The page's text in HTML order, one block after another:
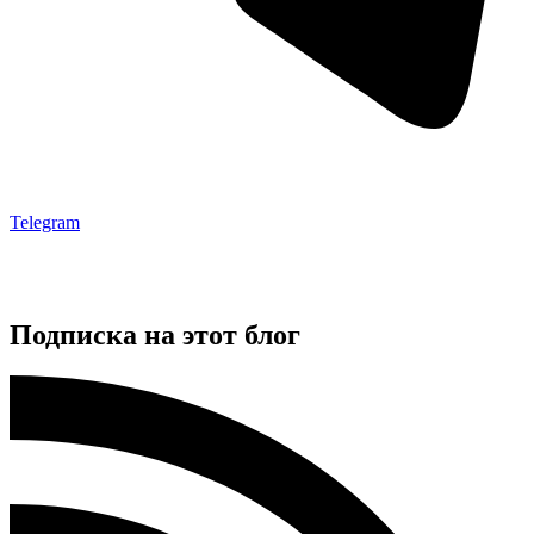
Telegram
Подписка на этот блог